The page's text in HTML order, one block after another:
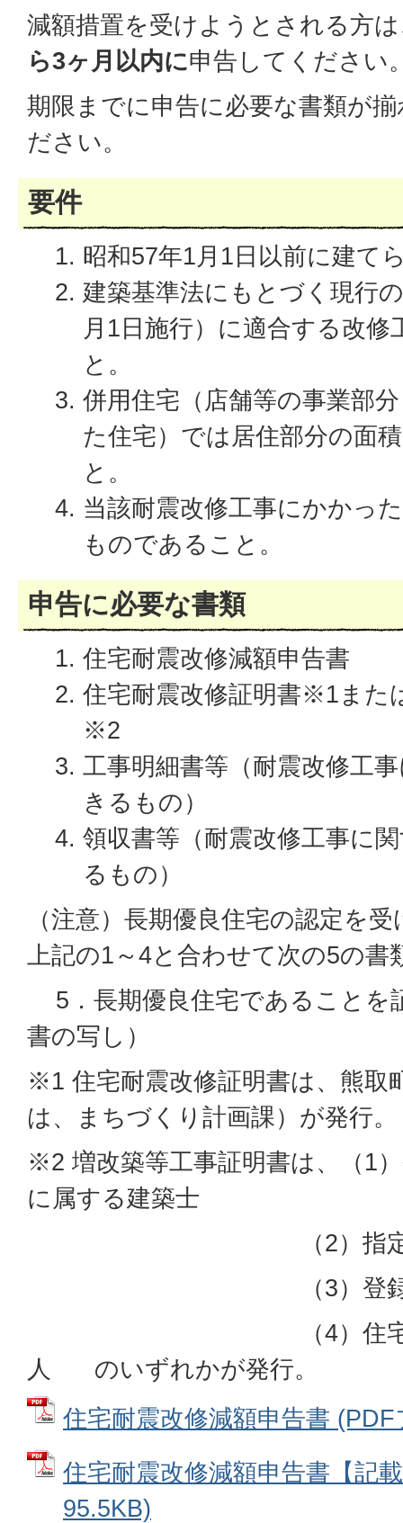
減額措置を受けようとされる方
ら3ヶ月以内に申告してください
期限までに申告に必要な書類が
ださい。
要件
昭和57年1月1日以前に建て
建築基準法にもとづく現行
月1日施行）に適合する改
と。
併用住宅（店舗等の事業部
た住宅）では居住部分の面
と。
当該耐震改修工事にかかっ
ものであること。
申告に必要な書類
住宅耐震改修減額申告書
住宅耐震改修証明書※1また
※2
工事明細書等（耐震改修工
きるもの）
領収書等（耐震改修工事に
るもの）
（注意）長期優良住宅の認定を
上記の1～4と合わせて次の5の書
5．長期優良住宅であることを
書の写し）
※1 住宅耐震改修証明書は、熊取
は、まちづくり計画課）が発行。
※2 増改築等工事証明書は、（1
に属する建築士
（2）指定確認
（3）登録住宅性
（4）住宅瑕疵担
人 のいずれかが発行。
住宅耐震改修減額申告書
住宅耐震改修減額申告書【記
95.5KB)